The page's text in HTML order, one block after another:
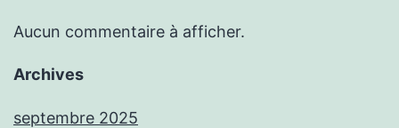
Aucun commentaire à afficher.
Archives
septembre 2025